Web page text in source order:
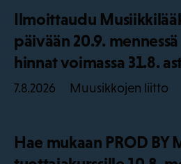
Ilmoittaudu
päivään 20.9.
hinnat voimassa 31.8.
7.8.2026 Muusikkojen liitto
Hae mukaan PROD BY